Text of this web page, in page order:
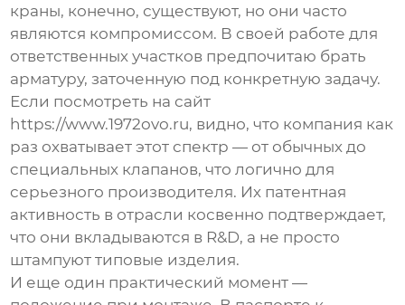
краны, конечно, существуют, но они часто
являются компромиссом. В своей работе для
ответственных участков предпочитаю брать
арматуру, заточенную под конкретную задачу.
Если посмотреть на сайт
https://www.1972ovo.ru, видно, что компания как
раз охватывает этот спектр — от обычных до
специальных клапанов, что логично для
серьезного производителя. Их патентная
активность в отрасли косвенно подтверждает,
что они вкладываются в R&D, а не просто
штампуют типовые изделия.
И еще один практический момент —